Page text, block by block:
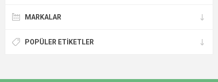
MARKALAR
POPÜLER ETIKETLER